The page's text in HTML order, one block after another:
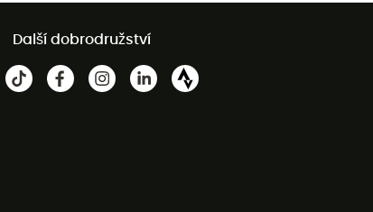
Další dobrodružství